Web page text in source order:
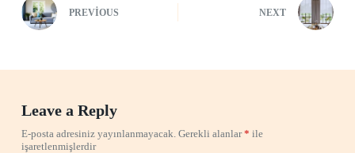
PREVIOUS NEXT
Leave a Reply
E-posta adresiniz yayınlanmayacak. Gerekli alanlar* ile
işaretlenmişlerdir